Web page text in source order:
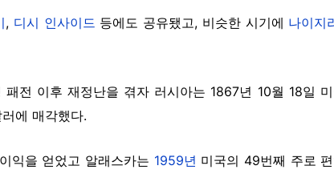
, 디시 인사이드 등에도 공유됐고, 비슷한 시기에 나이지
전 이후 재정난을 겪자 러시아는 1867년 10월 18일
에 매각했다.
익을 얻었고 알래스카는 1959년 미국의 49번째 주로